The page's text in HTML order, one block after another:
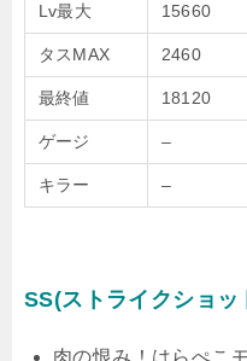
Lv最大 15660
タスMAX 2460
最終値 18120
ゲージ –
キラー –
SS(ストライクショッ
肉の恨み！はらぺこ